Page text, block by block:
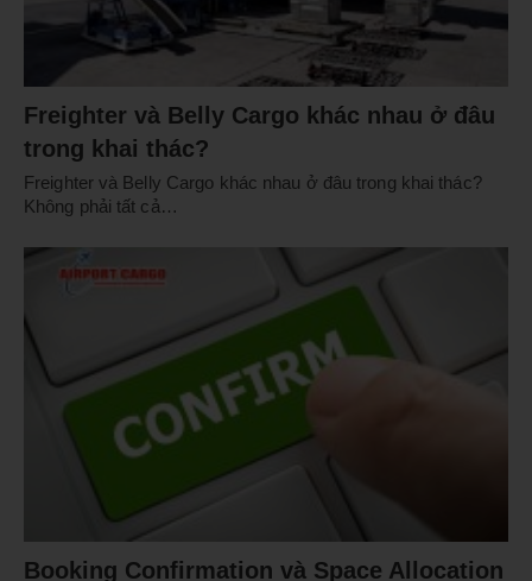
Freighter và Belly Cargo khác nhau ở đâu
trong khai thác?
Freighter và Belly Cargo khác nhau ở đâu trong khai thác?
Không phải tất cả…
Booking Confirmation và Space Allocation